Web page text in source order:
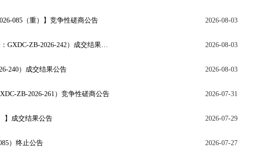
085（重）】竞争性磋商公告 2026-08-03
关于雁山校区设计学院实验室及教务处保密室建设改造工程 （项目编号：GXDC-ZB-2026-242）成交结果公告 2026-08-03
240）成交结果公告 2026-08-03
ZB-2026-261）竞争性磋商公告 2026-07-31
】成交结果公告 2026-07-29
）终止公告 2026-07-27